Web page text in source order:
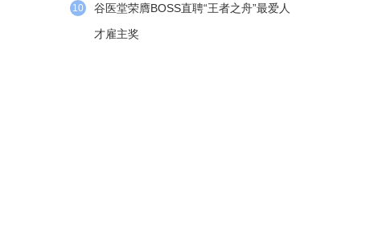
10
谷医堂荣膺BOSS直聘“王者之舟”最爱人
才雇主奖